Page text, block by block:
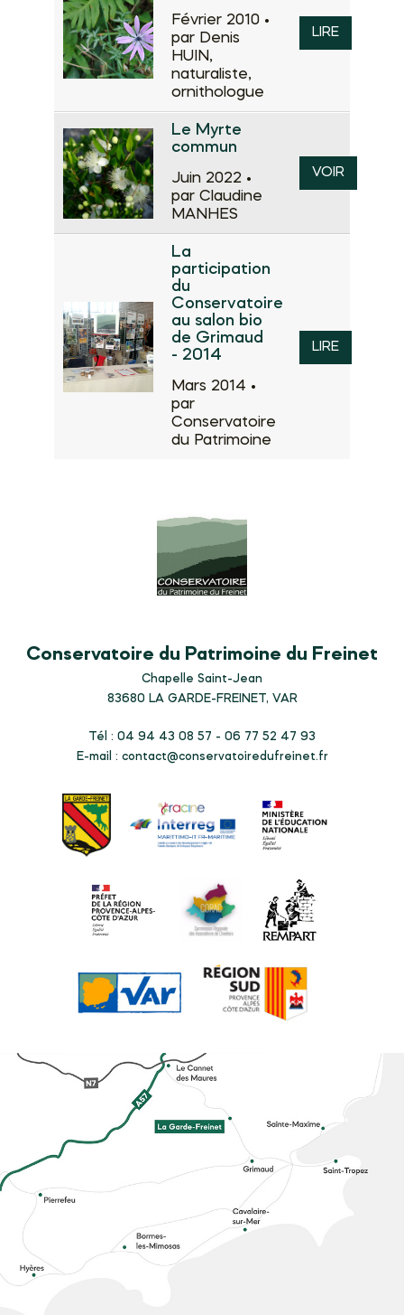
Février 2010 •
par Denis
HUIN,
naturaliste,
ornithologue
LIRE
Le Myrte
commun
Juin 2022 •
par Claudine
MANHES
VOIR
La
participation
du
Conservatoire
au salon bio
de Grimaud
- 2014
Mars 2014 •
par
Conservatoire
du Patrimoine
LIRE
Conservatoire du Patrimoine du Freinet
Chapelle Saint-Jean
83680 LA GARDE-FREINET, VAR
Tél : 04 94 43 08 57 - 06 77 52 47 93
E-mail : contact@conservatoiredufreinet.fr